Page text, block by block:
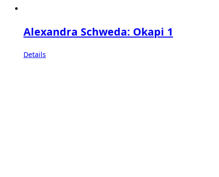
Alexandra Schweda: Okapi 1
Details